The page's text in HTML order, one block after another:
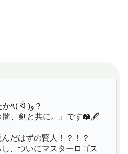
25章はいかがでしたか٩( ᐛ )و？
闇、剣と共に。』です📖🖋
だはずの賢人！？！？
、ついにマスターロゴス